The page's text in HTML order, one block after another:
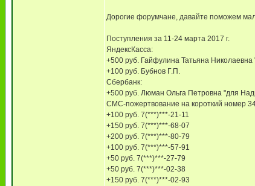
Дорогие форумчане, давайте поможем
Поступления за 11-24 марта 2017 г.
ЯндексКасса:
+500 руб. Гайфулина Татьяна
+100 руб. Бубнов Г.П.
Сбербанк:
+500 руб. Люман Ольга Петровна "для
СМС-пожертвование на короткий номер
+100 руб. 7(***)***-21-11
+150 руб. 7(***)***-68-07
+200 руб. 7(***)***-80-79
+100 руб. 7(***)***-57-91
+50 руб. 7(***)***-27-79
+50 руб. 7(***)***-02-38
+150 руб. 7(***)***-02-93